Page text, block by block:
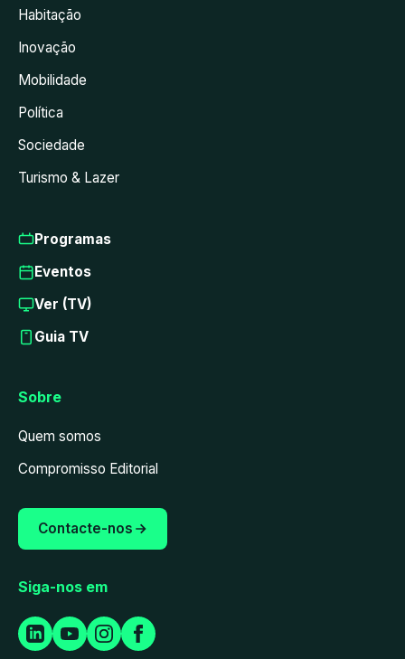
Habitação
Inovação
Mobilidade
Política
Sociedade
Turismo & Lazer
Programas
Eventos
Ver (TV)
Guia TV
Sobre
Quem somos
Compromisso Editorial
Contacte-nos
Siga-nos em